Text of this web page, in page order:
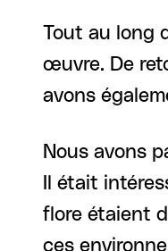
Tout au long
œuvre. De
avons
Nous avons
Il était
flore étaient
ces